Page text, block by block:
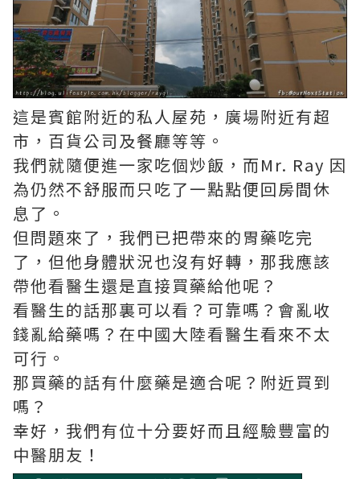
這是賓館附近的私人屋苑，廣場附近有超
市，百貨公司及餐廳等等。
我們就隨便進一家吃個炒飯，而Mr. Ray 因
為仍然不舒服而只吃了一點點便回房間休
息了。
但問題來了，我們已把帶來的胃藥吃完
了，但他身體狀況也沒有好轉，那我應該
帶他看醫生還是直接買藥給他呢？
看醫生的話那裏可以看？可靠嗎？會亂收
錢亂給藥嗎？在中國大陸看醫生看來不太
可行。
那買藥的話有什麼藥是適合呢？附近買到
嗎？
幸好，我們有位十分要好而且經驗豐富的
中醫朋友！